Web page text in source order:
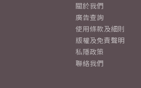
關於我們
廣告查詢
使用條款及細則
版權及免責聲明
私隱政策
聯絡我們